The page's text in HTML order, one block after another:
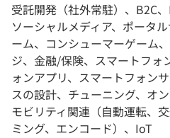
受託開発（社外常駐）、B2C
ソーシャルメディア、ポータ
ーム、コンシューマーゲーム
ジ、金融/保険、スマートフォ
ォンアプリ、スマートフォン
スの設計、チューニング、オ
モビリティ関連（自動運転、
ミング、エンコード）、IoT